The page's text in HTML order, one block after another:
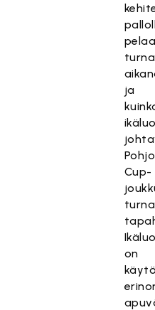
ja
Cup-
on